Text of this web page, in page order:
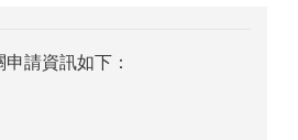
請資訊如下：